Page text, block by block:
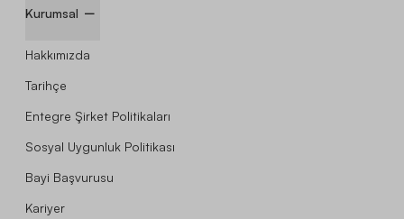
Kurumsal
Hakkımızda
Tarihçe
Entegre Şirket Politikaları
Sosyal Uygunluk Politikası
Bayi Başvurusu
Kariyer